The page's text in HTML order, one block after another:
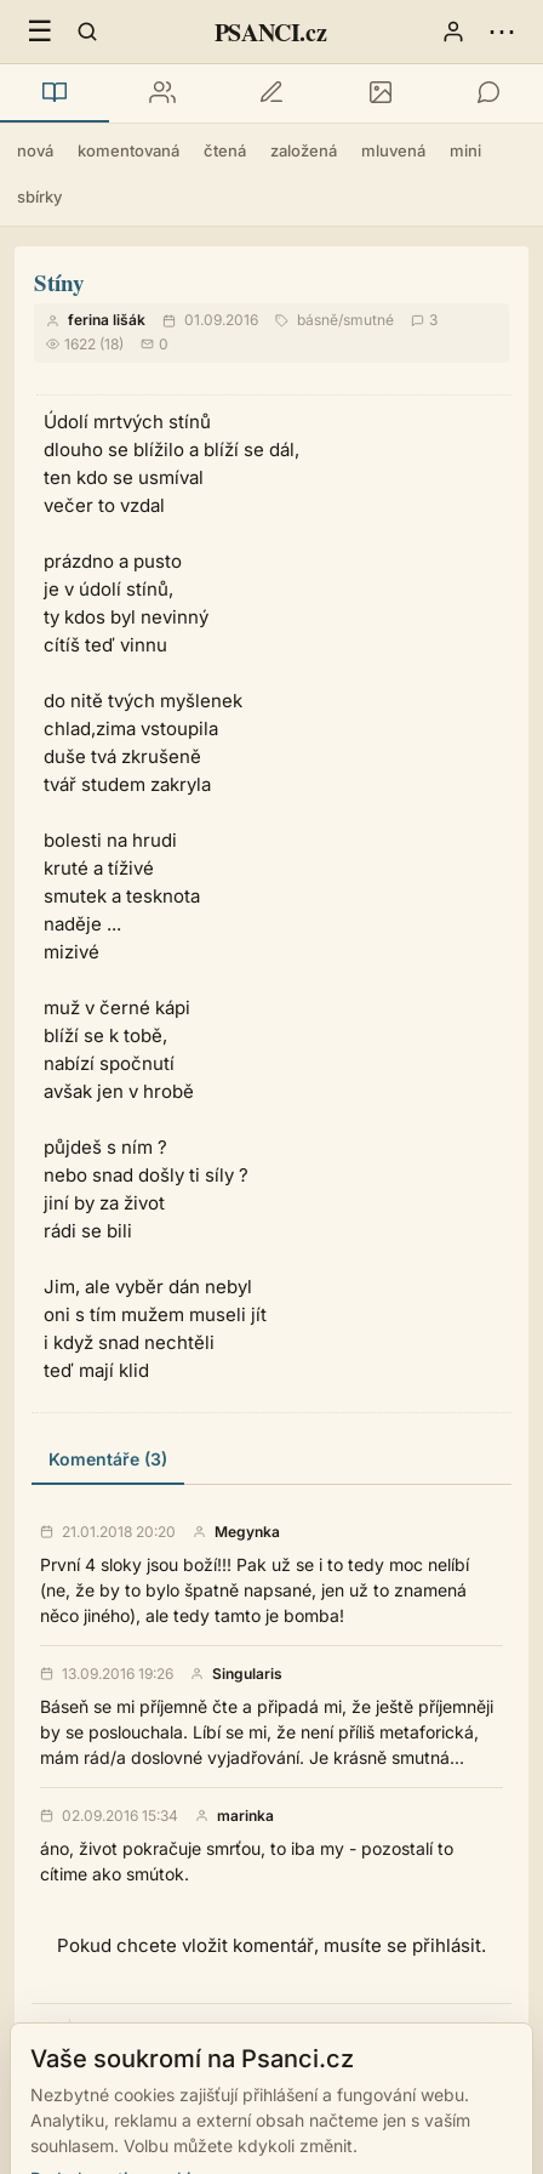
☰ PSANCI.cz ⋯
nová komentovaná čtená založená mluvená mini
sbírky
Stíny
ferina lišák 01.09.2016 básně/smutné
3
1622 (18)
0
Údolí mrtvých stínů
dlouho se blížilo a blíží se dál,
ten kdo se usmíval
večer to vzdal
prázdno a pusto
je v údolí stínů,
ty kdos byl nevinný
cítíš teď vinnu
do nitě tvých myšlenek
chlad,zima vstoupila
duše tvá zkrušeně
tvář studem zakryla
bolesti na hrudi
kruté a tíživé
smutek a tesknota
naděje ...
mizivé
muž v černé kápi
blíží se k tobě,
nabízí spočnutí
avšak jen v hrobě
půjdeš s ním ?
nebo snad došly ti síly ?
jiní by za život
rádi se bili
Jim, ale vyběr dán nebyl
oni s tím mužem museli jít
i když snad nechtěli
teď mají klid
Komentáře (3)
21.01.2018 20:20 Megynka
První 4 sloky jsou boží!!! Pak už se i to tedy moc nelíbí
(ne, že by to bylo špatně napsané, jen už to znamená
něco jiného), ale tedy tamto je bomba!
13.09.2016 19:26 Singularis
Báseň se mi příjemně čte a připadá mi, že ještě příjemněji
by se poslouchala. Líbí se mi, že není příliš metaforická,
mám rád/a doslovné vyjadřování. Je krásně smutná...
02.09.2016 15:34 marinka
áno, život pokračuje smrťou, to iba my - pozostalí to
cítime ako smútok.
Pokud chcete vložit komentář, musíte se přihlásit.
NÁSLEDUJÍCÍ DÍLO →
Vaše soukromí na Psanci.cz
Nezbytné cookies zajišťují přihlášení a fungování webu.
Analytiku, reklamu a externí obsah načteme jen s vaším
souhlasem. Volbu můžete kdykoli změnit.